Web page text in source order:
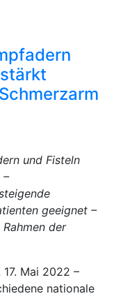
und Fisteln
–
geeignet –
der
17. Mai 2022 –
nationale